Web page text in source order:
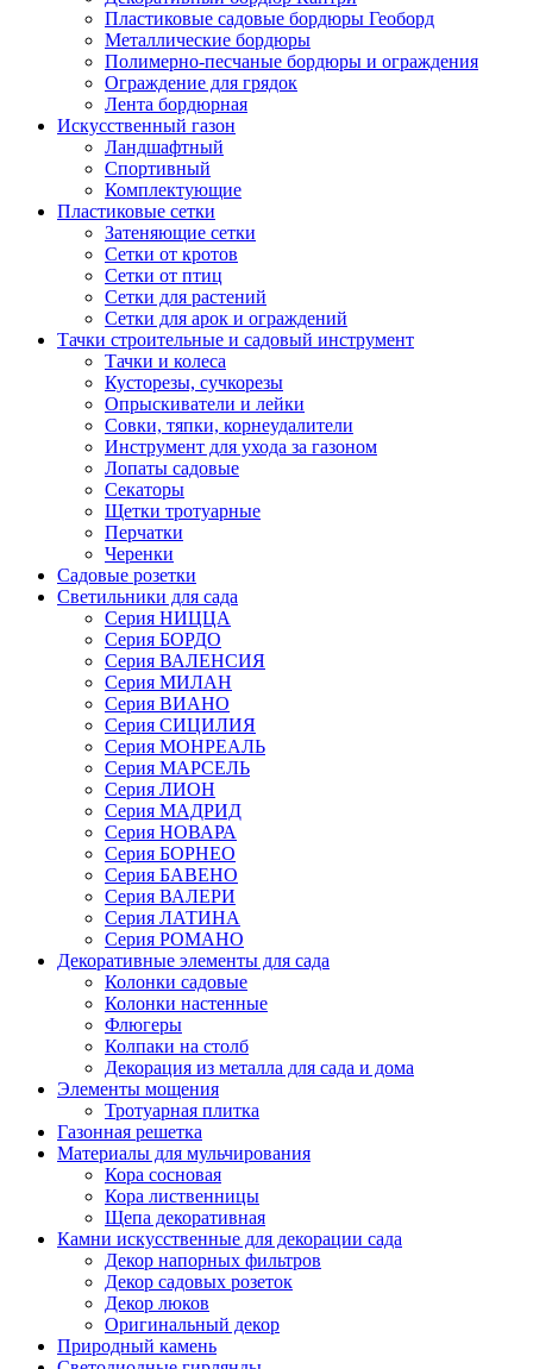
Пластиковые садовые бордюры Геоборд
Металлические бордюры
Полимерно-песчаные бордюры и ограждения
Ограждение для грядок
Лента бордюрная
Искусственный газон
Ландшафтный
Спортивный
Комплектующие
Пластиковые сетки
Затеняющие сетки
Сетки от кротов
Сетки от птиц
Сетки для растений
Сетки для арок и ограждений
Тачки строительные и садовый инструмент
Тачки и колеса
Кусторезы, сучкорезы
Опрыскиватели и лейки
Совки, тяпки, корнеудалители
Инструмент для ухода за газоном
Лопаты садовые
Секаторы
Щетки тротуарные
Перчатки
Черенки
Садовые розетки
Светильники для сада
Серия НИЦЦА
Серия БОРДО
Серия ВАЛЕНСИЯ
Серия МИЛАН
Серия ВИАНО
Серия СИЦИЛИЯ
Серия МОНРЕАЛЬ
Серия МАРСЕЛЬ
Серия ЛИОН
Серия МАДРИД
Серия НОВАРА
Серия БОРНЕО
Серия БАВЕНО
Серия ВАЛЕРИ
Серия ЛАТИНА
Серия РОМАНО
Декоративные элементы для сада
Колонки садовые
Колонки настенные
Флюгеры
Колпаки на столб
Декорация из металла для сада и дома
Элементы мощения
Тротуарная плитка
Газонная решетка
Материалы для мульчирования
Кора сосновая
Кора лиственницы
Щепа декоративная
Камни искусственные для декорации сада
Декор напорных фильтров
Декор садовых розеток
Декор люков
Оригинальный декор
Природный камень